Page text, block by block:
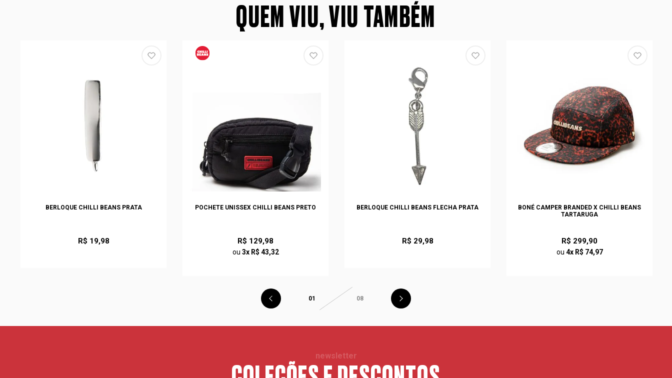
QUEM VIU, VIU TAMBÉM
BERLOQUE CHILLI BEANS PRATA
R$ 19,98
POCHETE UNISSEX CHILLI BEANS PRETO
R$ 129,98
ou 3x R$ 43,32
BERLOQUE CHILLI BEANS FLECHA PRATA
R$ 29,98
BONÉ CAMPER BRANDED X CHILLI BEANS
TARTARUGA
R$ 299,90
ou 4x R$ 74,97
01 08
newsletter